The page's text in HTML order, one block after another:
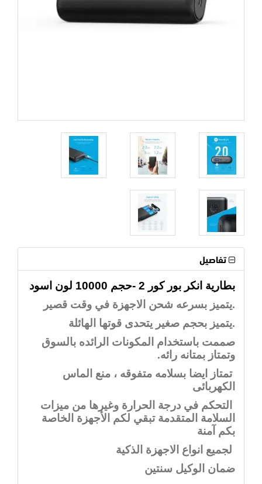
تفاصيل
بطارية انكر بور كور 2 -حجم 10000 لون اسود
يتميز بسرعه شحن الاجهزة في وقت قصير.
يتميز بحجم صغير يتحدى قوتها الهائلة.
صممت باستخدام المكونات الرائده بالسوق
وتمتاز بمتانه رائه.
تمتاز ايضا بسلامه متفوقه ، منع الماس
الكهربائى
التحكم في درجة الحرارة وغيرها من ميزات
السلامة المتقدمة تبقي لكم الأجهزة الخاصة
بكم آمنة
لجميع انواع الاجهزة الذكية
ضمان الوكيل سنتين